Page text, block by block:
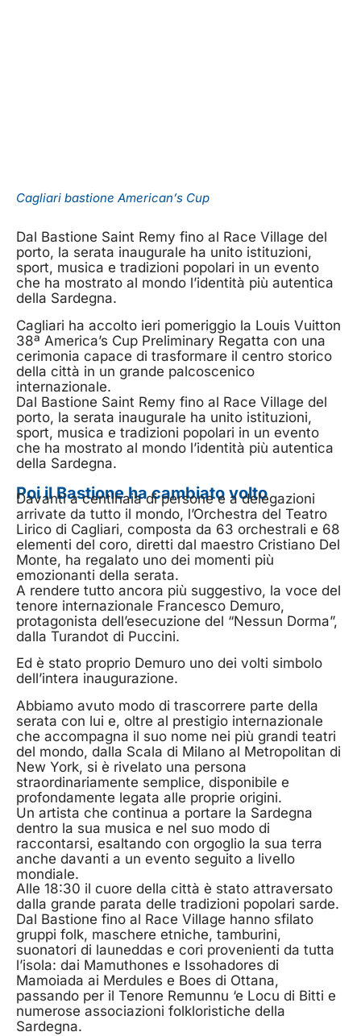
Cagliari bastione American’s Cup
Dal Bastione Saint Remy fino al Race Village del
porto, la serata inaugurale ha unito istituzioni,
sport, musica e tradizioni popolari in un evento
che ha mostrato al mondo l’identità più autentica
della Sardegna.
Cagliari ha accolto ieri pomeriggio la Louis Vuitton
38ª America’s Cup Preliminary Regatta con una
cerimonia capace di trasformare il centro storico
della città in un grande palcoscenico
internazionale.
Dal Bastione Saint Remy fino al Race Village del
porto, la serata inaugurale ha unito istituzioni,
sport, musica e tradizioni popolari in un evento
che ha mostrato al mondo l’identità più autentica
della Sardegna.
Poi il Bastione ha cambiato volto
Davanti a centinaia di persone e a delegazioni
arrivate da tutto il mondo, l’Orchestra del Teatro
Lirico di Cagliari, composta da 63 orchestrali e 68
elementi del coro, diretti dal maestro Cristiano Del
Monte, ha regalato uno dei momenti più
emozionanti della serata.
A rendere tutto ancora più suggestivo, la voce del
tenore internazionale Francesco Demuro,
protagonista dell’esecuzione del “Nessun Dorma”,
dalla Turandot di Puccini.
Ed è stato proprio Demuro uno dei volti simbolo
dell’intera inaugurazione.
Abbiamo avuto modo di trascorrere parte della
serata con lui e, oltre al prestigio internazionale
che accompagna il suo nome nei più grandi teatri
del mondo, dalla Scala di Milano al Metropolitan di
New York, si è rivelato una persona
straordinariamente semplice, disponibile e
profondamente legata alle proprie origini.
Un artista che continua a portare la Sardegna
dentro la sua musica e nel suo modo di
raccontarsi, esaltando con orgoglio la sua terra
anche davanti a un evento seguito a livello
mondiale.
Alle 18:30 il cuore della città è stato attraversato
dalla grande parata delle tradizioni popolari sarde.
Dal Bastione fino al Race Village hanno sfilato
gruppi folk, maschere etniche, tamburini,
suonatori di launeddas e cori provenienti da tutta
l’isola: dai Mamuthones e Issohadores di
Mamoiada ai Merdules e Boes di Ottana,
passando per il Tenore Remunnu ‘e Locu di Bitti e
numerose associazioni folkloristiche della
Sardegna.